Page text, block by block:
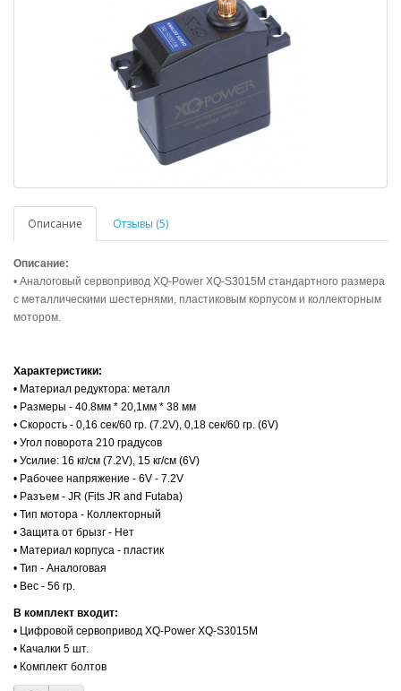
Описание Отзывы (5)
Описание:
• Аналоговый сервопривод XQ-Power XQ-S3015M стандартного размера
с металлическими шестернями, пластиковым корпусом и коллекторным
мотором.
Характеристики:
• Материал редуктора: металл
• Размеры - 40.8мм * 20,1мм * 38 мм
• Скорость - 0,16 сек/60 гр. (7.2V), 0,18 сек/60 гр. (6V)
• Угол поворота 210 градусов
• Усилие: 16 кг/см (7.2V), 15 кг/см (6V)
• Рабочее напряжение - 6V - 7.2V
• Разъем - JR (Fits JR and Futaba)
• Тип мотора - Коллекторный
• Защита от брызг - Нет
• Материал корпуса - пластик
• Тип - Аналоговая
• Вес - 56 гр.
В комплект входит:
• Цифровой сервопривод XQ-Power XQ-S3015M
• Качалки 5 шт.
• Комплект болтов